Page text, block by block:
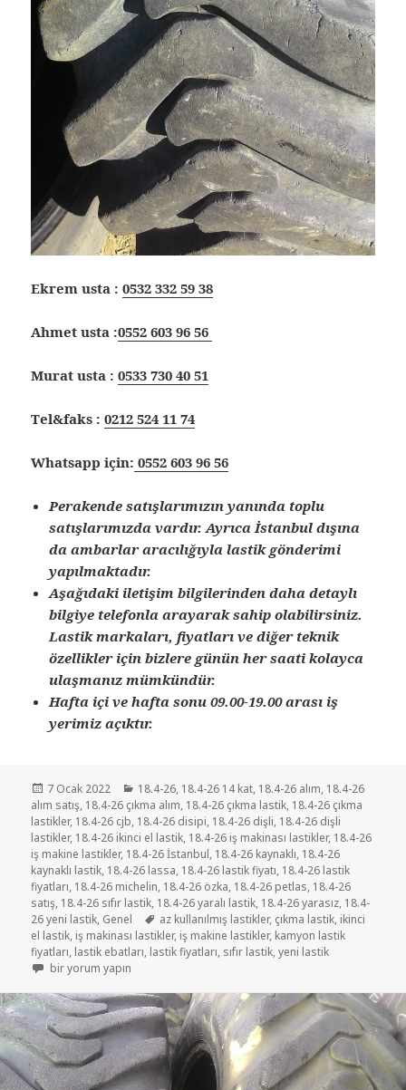
Ekrem usta :0532 332 59 38
Ahmet usta :0552 603 96 56
Murat usta :0533 730 40 51
Tel&faks :0212 524 11 74
Whatsapp için: 0552 603 96 56
Perakende satışlarımızın yanında toplu
satışlarımızda vardır. Ayrıca İstanbul dışına
da ambarlar aracılığıyla lastik gönderimi
yapılmaktadır.
Aşağıdaki iletişim bilgilerinden daha detaylı
bilgiye telefonla arayarak sahip olabilirsiniz.
Lastik markaları, fiyatları ve diğer teknik
özellikler için bizlere günün her saati kolayca
ulaşmanız mümkündür.
Hafta içi ve hafta sonu 09.00-19.00 arası iş
yerimiz açıktır.
Yayın
tarihi
7 Ocak 2022 Kategoriler
18.4-26, 18.4-26 14 kat, 18.4-26 alım, 18.4-26
alım satış, 18.4-26 çıkma alım, 18.4-26 çıkma lastik, 18.4-26 çıkma
lastikler, 18.4-26 cjb, 18.4-26 disipi, 18.4-26 dişli, 18.4-26 dişli
lastikler, 18.4-26 ikinci el lastik, 18.4-26 iş makinası lastikler, 18.4-26
iş makine lastikler, 18.4-26 İstanbul, 18.4-26 kaynaklı, 18.4-26
kaynaklı lastik, 18.4-26 lassa, 18.4-26 lastik fiyatı, 18.4-26 lastik
fiyatları, 18.4-26 michelin, 18.4-26 özka, 18.4-26 petlas, 18.4-26
satış, 18.4-26 sıfır lastik, 18.4-26 yaralı lastik, 18.4-26 yarasız, 18.4-
26 yeni lastik, Genel Etiketler
az kullanılmış lastikler, çıkma lastik, ikinci
el lastik, iş makinası lastikler, iş makine lastikler, kamyon lastik
fiyatları, lastik ebatları, lastik fiyatları, sıfır lastik,yeni lastik
18.4-26 DİŞLİ LASTİKLER için
bir yorum yapın